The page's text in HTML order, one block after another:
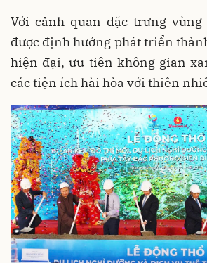
Với cảnh quan đặc trưng vùng
được định hướng phát triển
hiện đại, ưu tiên không gian
các tiện ích hài hòa với thiên